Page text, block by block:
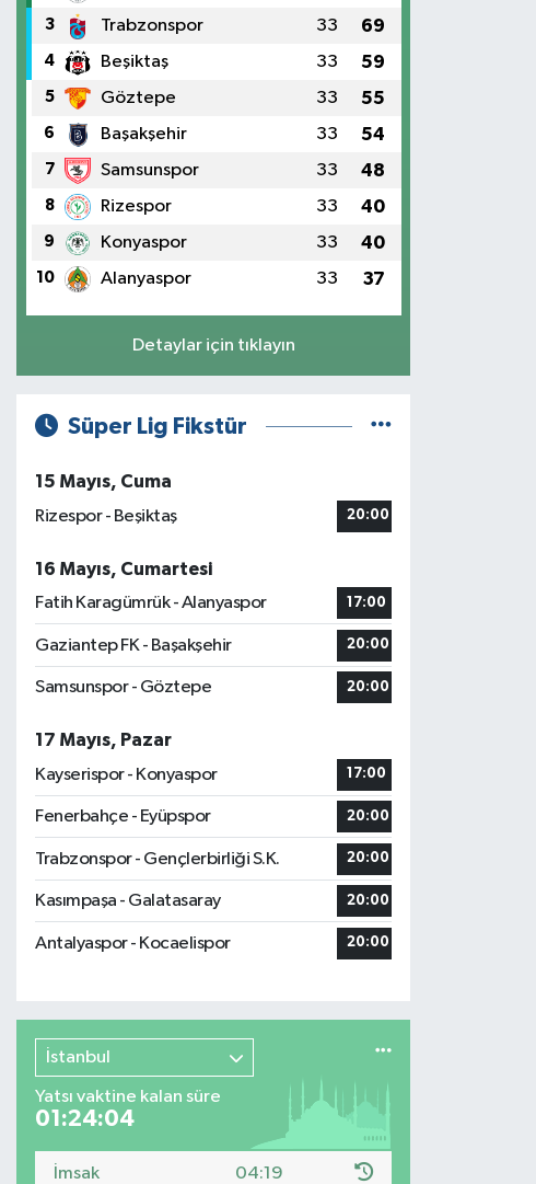
3 Trabzonspor 33 69
4 Beşiktaş 33 59
5 Göztepe 33 55
6 Başakşehir 33 54
7 Samsunspor 33 48
8 Rizespor 33 40
9 Konyaspor 33 40
10 Alanyaspor 33 37
Detaylar için tıklayın
Süper Lig Fikstür
15 Mayıs, Cuma
Rizespor - Beşiktaş
20:00
16 Mayıs, Cumartesi
Fatih Karagümrük - Alanyaspor
17:00
Gaziantep FK - Başakşehir 20:00
Samsunspor - Göztepe 20:00
17 Mayıs, Pazar
Kayserispor - Konyaspor
17:00
Fenerbahçe - Eyüpspor 20:00
Trabzonspor - Gençlerbirliği S.K. 20:00
Kasımpaşa - Galatasaray 20:00
Antalyaspor - Kocaelispor 20:00
İstanbul
Yatsı vaktine kalan süre
01:24:03
İmsak 04:19